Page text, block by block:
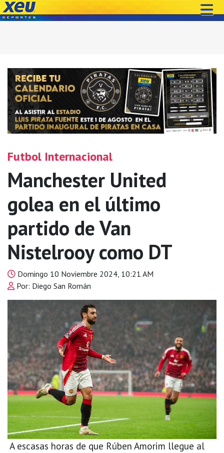
Futbol Internacional
Manchester United
golea en el último
partido de Van
Nistelrooy como DT
Domingo 10 Noviembre 2024, 10:21 AM
Por: Diego San Román
A escasas horas de que Rúben Amorim llegue al